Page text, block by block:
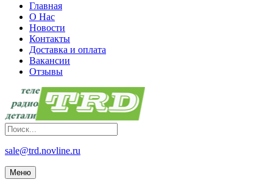
Главная
О Нас
Новости
Контакты
Доставка и оплата
Вакансии
Отзывы
sale@trd.novline.ru
Меню